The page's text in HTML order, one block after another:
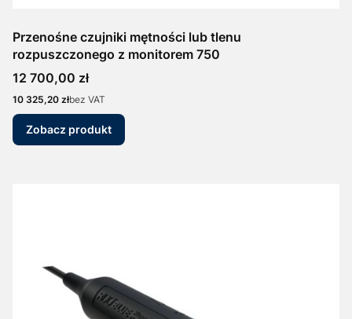
Przenośne czujniki mętności lub tlenu
rozpuszczonego z monitorem 750
Cena
12 700,00 zł
Cena
10 325,20 złbez VAT
Zobacz produkt